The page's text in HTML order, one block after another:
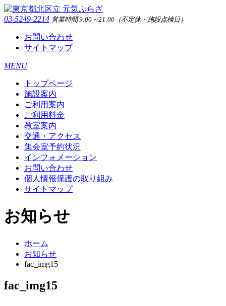
03-5249-2214 営業時間 9:00～21:00（不定休・施設点検日）
お問い合わせ
サイトマップ
MENU
トップページ
施設案内
ご利用案内
ご利用料金
教室案内
交通・アクセス
集会室予約状況
インフォメーション
お問い合わせ
個人情報保護の取り組み
サイトマップ
お知らせ
ホーム
お知らせ
fac_img15
fac_img15